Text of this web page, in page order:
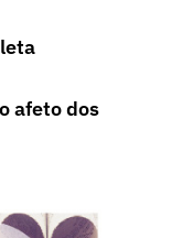
afeto dos